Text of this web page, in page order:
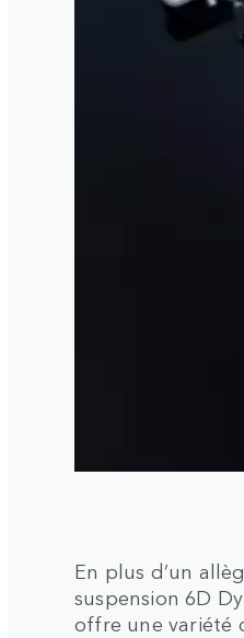
En plus d’un
suspension 6D
offre une variété